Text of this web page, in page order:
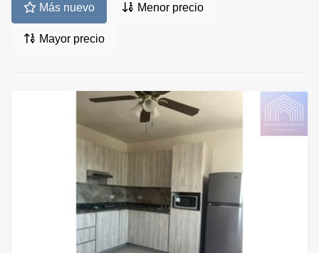
Más nuevo Menor precio
Mayor precio